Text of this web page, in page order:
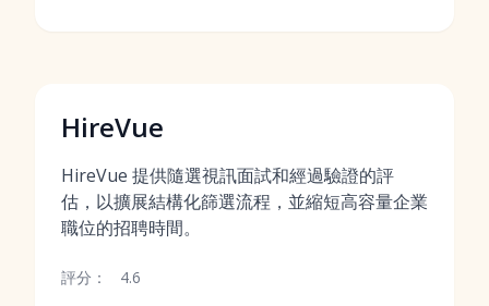
HireVue
HireVue 提供隨選視訊面試和經過驗證的評
估，以擴展結構化篩選流程，並縮短高容量企業
職位的招聘時間。
評分： 4.6